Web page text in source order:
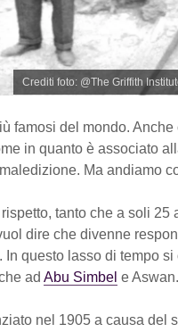
Crediti foto: @The Griffith
famosi del mondo. Anche
in quanto è associato
Ma andiamo
tanto che a soli 25
dire che divenne
. In questo lasso di tempo
ad Abu Simbel e Aswan.
nel 1905 a causa del